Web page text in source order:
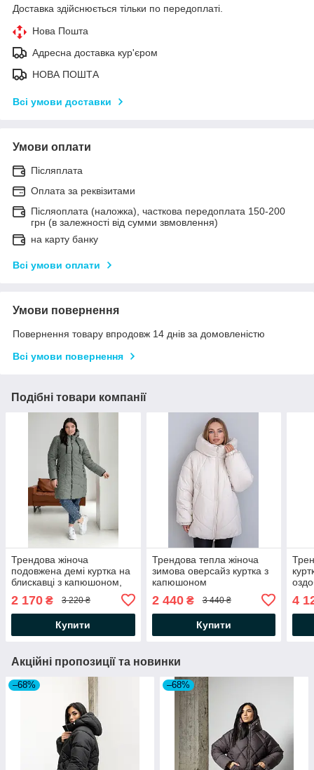
Доставка здійснюється тільки по передоплаті.
Нова Пошта
Адресна доставка кур'єром
НОВА ПОШТА
Всі умови доставки
Умови оплати
Післяплата
Оплата за реквізитами
Післяоплата (наложка), часткова передоплата 150-200
грн (в залежності від сумми звмовлення)
на карту банку
Всі умови оплати
Умови повернення
Повернення товару впродовж 14 днів за домовленістю
Всі умови повернення
Подібні товари компанії
Трендова жіноча
подовжена демі куртка на
блискавці з капюшоном,
2 170 ₴ 3 220 ₴
Купити
Трендова тепла жіноча
зимова оверсайз куртка з
капюшоном
2 440₴ 3 440 ₴
Купити
4
Акційні пропозиції та новинки
–68% –68%